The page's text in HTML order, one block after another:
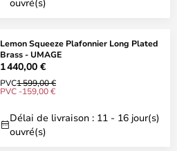
Lemon Squeeze Plafonnier Long Plated
Brass - UMAGE
1 440,00 €
PVC1 599,00 €
PVC -159,00 €
Délai de livraison : 11 - 16 jour(s)
ouvré(s)